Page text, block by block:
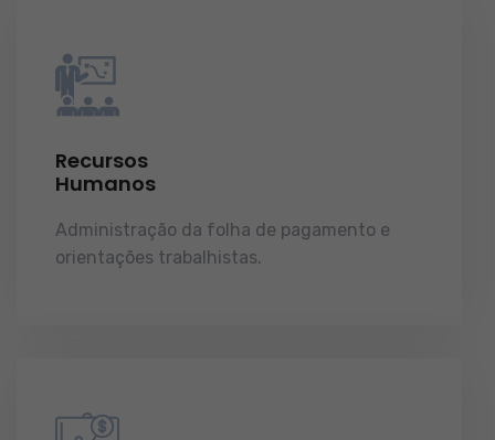
Recursos
Humanos
Administração da folha de pagamento e
orientações trabalhistas.